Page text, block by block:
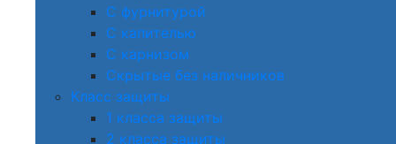
С фурнитурой
С капителью
С карнизом
Скрытые без наличников
Класс защиты
1 класса защиты
2 класса защиты